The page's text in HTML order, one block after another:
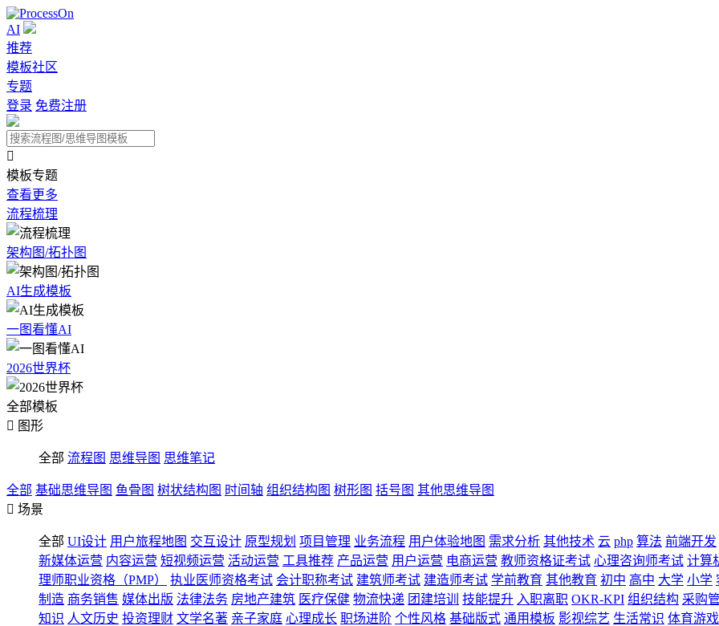
AI
推荐
模板社区
专题
登录 免费注册

模板专题
查看更多
流程梳理
架构图/拓扑图
AI生成模板
一图看懂AI
2026世界杯
全部模板
 图形
全部 流程图 思维导图 思维笔记
全部 基础思维导图 鱼骨图 树状结构图 时间轴 组织结构图 树形图 括号图 其他思维导图
 场景
全部 UI设计 用户旅程地图 交互设计 原型规划 项目管理 业务流程 用户体验地图 需求分析 其他技术 云 php 算法 前端开发
新媒体运营 内容运营 短视频运营 活动运营 工具推荐 产品运营 用户运营 电商运营 教师资格证考试 心理咨询师考试 计算
理师职业资格（PMP）
执业医师资格考试 会计职称考试 建筑师考试 建造师考试 学前教育 其他教育 初中 高中 大学 小学
制造 商务销售 媒体出版 法律法务 房地产建筑 医疗保健 物流快递 团建培训 技能提升 入职离职 OKR-KPI 组织结构 采购
知识 人文历史 投资理财 文学名著 亲子家庭 心理成长 职场进阶 个性风格 基础版式 通用模板 影视综艺 生活常识 体育游戏